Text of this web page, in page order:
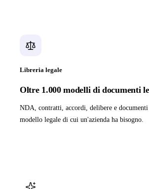
Libreria legale
Oltre 1.000 modelli di documenti
NDA, contratti, accordi, delibere e
modello legale di cui un'azienda ha bisogno.